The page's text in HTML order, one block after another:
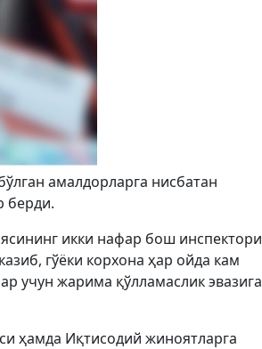
амалдорларга нисбатан
берди.
икки нафар бош инспектори
гўёки корхона ҳар ойда кам
учун жарима қўлламаслик эвазига
ҳамда Иқтисодий жиноятларга